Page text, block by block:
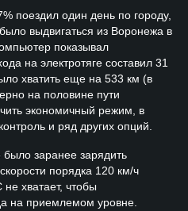
поездил один день по городу,
выдвигаться из Воронежа в
показывал
на электротяге составил 31
хватить еще на 533 км (в
на половине пути
экономичный режим, в
и ряд других опций.
заранее зарядить
порядка 120 км/ч
хватает, чтобы
на приемлемом уровне.